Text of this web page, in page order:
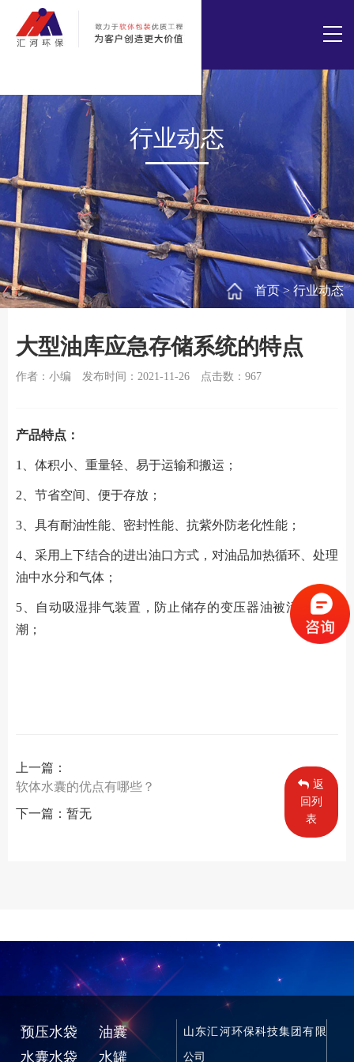
首页> 行业动态
行业动态
大型油库应急存储系统的特点
作者：小编 发布时间：2021-11-26 点击数： 967
产品特点：
1、体积小、重量轻、易于运输和搬运；
2、节省空间、便于存放；
3、具有耐油性能、密封性能、抗紫外防老化性能；
4、采用上下结合的进出油口方式，对油品加热循环、处理
油中水分和气体；
5、自动吸湿排气装置，防止储存的变压器油被污染或受
潮；
上一篇：
软体水囊的优点有哪些？
下一篇：暂无
返
回列
表
预压水袋
油囊
水囊水袋
水罐
山东汇河环保科技集团有限
公司